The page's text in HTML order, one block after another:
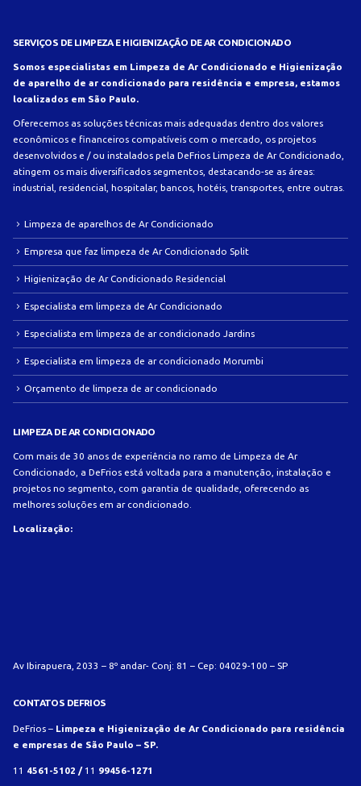
SERVIÇOS DE LIMPEZA E HIGIENIZAÇÃO DE AR CONDICIONADO
Somos especialistas em Limpeza de Ar Condicionado e Higienização
de aparelho de ar condicionado para residência e empresa, estamos
localizados em São Paulo.
Oferecemos as soluções técnicas mais adequadas dentro dos valores
econômicos e financeiros compatíveis com o mercado, os projetos
desenvolvidos e / ou instalados pela DeFrios Limpeza de Ar Condicionado,
atingem os mais diversificados segmentos, destacando-se as áreas:
industrial, residencial, hospitalar, bancos, hotéis, transportes, entre outras.
Limpeza de aparelhos de Ar Condicionado
Empresa que faz limpeza de Ar Condicionado Split
Higienização de Ar Condicionado Residencial
Especialista em limpeza de Ar Condicionado
Especialista em limpeza de ar condicionado Jardins
Especialista em limpeza de ar condicionado Morumbi
Orçamento de limpeza de ar condicionado
LIMPEZA DE AR CONDICIONADO
Com mais de 30 anos de experiência no ramo de Limpeza de Ar
Condicionado, a DeFrios está voltada para a manutenção, instalação e
projetos no segmento, com garantia de qualidade, oferecendo as
melhores soluções em ar condicionado.
Localização:
Av Ibirapuera, 2033 – 8º andar- Conj: 81 – Cep: 04029-100 – SP
CONTATOS DEFRIOS
DeFrios – Limpeza e Higienização de Ar Condicionado para residência
e empresas de São Paulo – SP.
11 4561-5102 / 11 99456-1271